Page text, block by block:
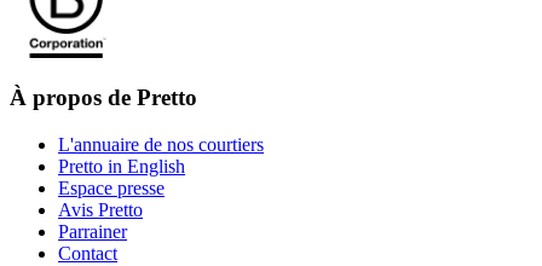
À propos de Pretto
L'annuaire de nos courtiers
Pretto in English
Espace presse
Avis Pretto
Parrainer
Contact